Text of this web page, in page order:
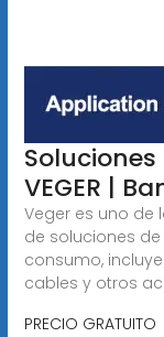
VEGER |
Veger es uno de
de soluciones
consumo,
cables y otros
PRECIO GRATUITO